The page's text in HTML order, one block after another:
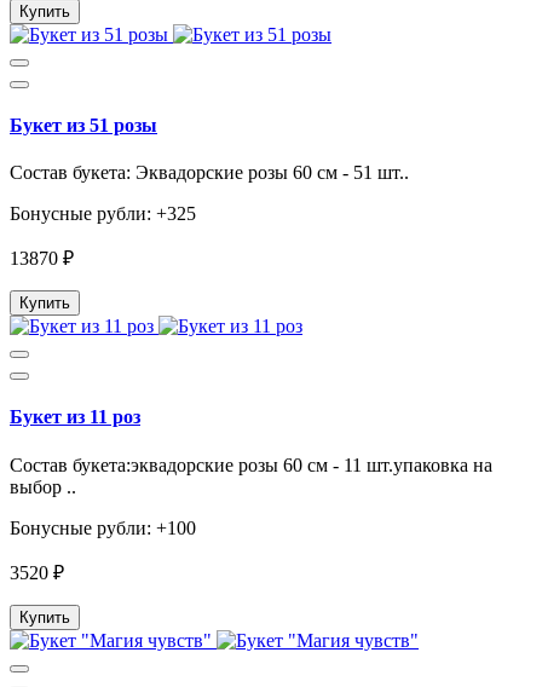
Купить
Букет из 51 розы
Состав букета: Эквадорские розы 60 см - 51 шт..
Бонусные рубли: +325
13870 ₽
Купить
Букет из 11 роз
Состав букета:эквадорские розы 60 см - 11 шт.упаковка на
выбор ..
Бонусные рубли: +100
3520 ₽
Купить